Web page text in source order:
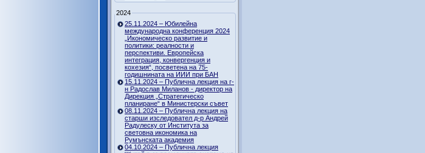
2024
25.11.2024 – Юбилейна
международна конференция 2024
„Икономическо развитие и
политики: реалности и
перспективи. Европейска
интеграция, конвергенция и
кохезия“, посветена на 75-
годишнината на ИИИ при БАН
15.11.2024 – Публична лекция на г-
н Радослав Миланов - директор на
Дирекция „Стратегическо
планиране“ в Министерски съвет
08.11.2024 – Публична лекция на
старши изследовател д-р Андрей
Радулеску от Института за
световна икономика на
Румънската академия
04.10.2024 – Публична лекция